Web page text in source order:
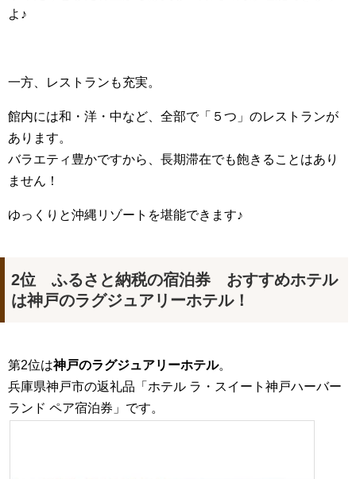
よ♪
一方、レストランも充実。
館内には和・洋・中など、全部で「５つ」のレストランが
あります。
バラエティ豊かですから、長期滞在でも飽きることはあり
ません！
ゆっくりと沖縄リゾートを堪能できます♪
2位 ふるさと納税の宿泊券 おすすめホテル
は神戸のラグジュアリーホテル！
第2位は神戸のラグジュアリーホテル。
兵庫県神戸市の返礼品「ホテル ラ・スイート神戸ハーバー
ランド ペア宿泊券」です。